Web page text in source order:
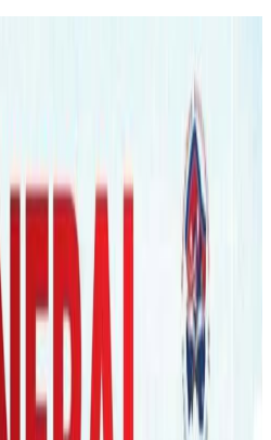
५० ह्वेलको जिवित
जारी